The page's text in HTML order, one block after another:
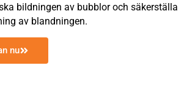
bildningen av bubblor och säkerställa
av blandningen.
nu